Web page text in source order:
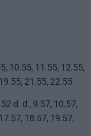
10.55, 11.55, 12.55,
21.55, 22.55
d. d., 9.57, 10.57,
18.57, 19.57,